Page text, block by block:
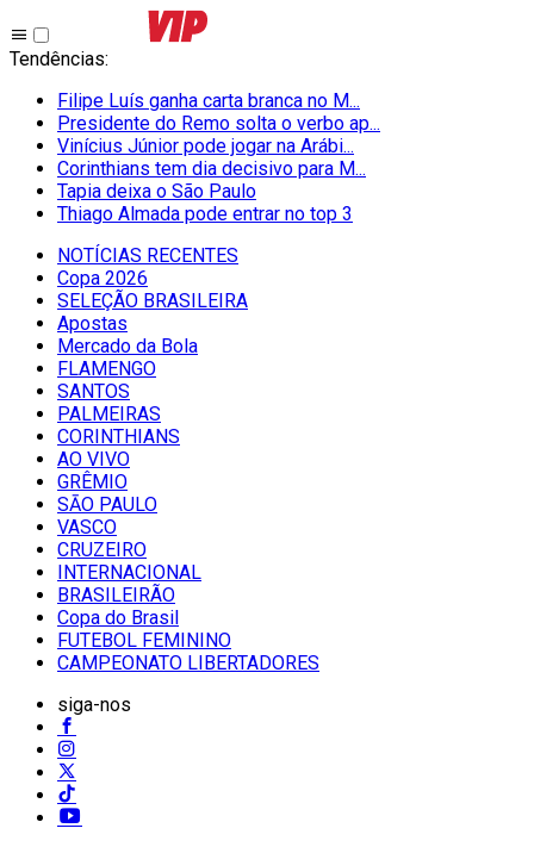
Tendências:
Filipe Luís ganha carta branca no M...
Presidente do Remo solta o verbo ap...
Vinícius Júnior pode jogar na Arábi...
Corinthians tem dia decisivo para M...
Tapia deixa o São Paulo
Thiago Almada pode entrar no top 3
NOTÍCIAS RECENTES
Copa 2026
SELEÇÃO BRASILEIRA
Apostas
Mercado da Bola
FLAMENGO
SANTOS
PALMEIRAS
CORINTHIANS
AO VIVO
GRÊMIO
SĀO PAULO
VASCO
CRUZEIRO
INTERNACIONAL
BRASILEIRÃO
Copa do Brasil
FUTEBOL FEMININO
CAMPEONATO LIBERTADORES
siga-nos